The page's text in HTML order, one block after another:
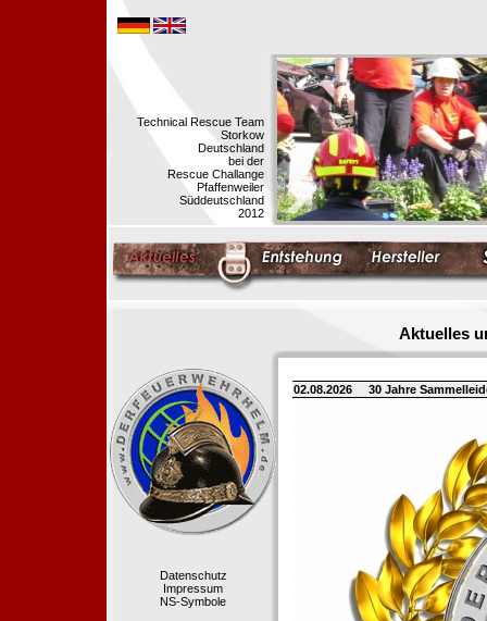
Technical Rescue Team
Storkow
Deutschland
bei der
Rescue Challange
Pfaffenweiler
Süddeutschland
2012
Aktuelles
Datenschutz
Impressum
NS-Symbole
02.08.2026 30 Jahre